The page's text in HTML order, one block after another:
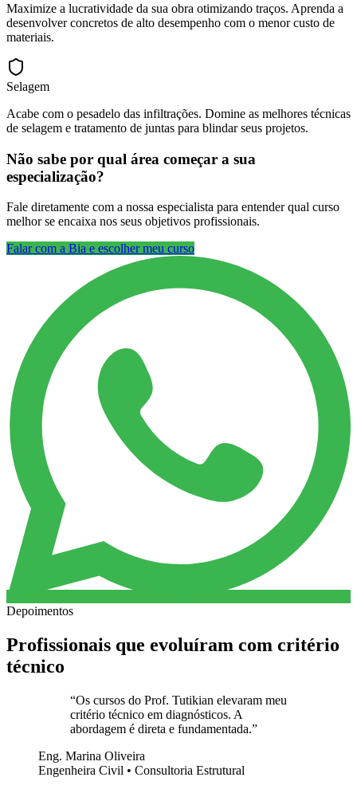
Maximize a lucratividade da sua obra otimizando traços. Aprenda a
desenvolver concretos de alto desempenho com o menor custo de
materiais.
Selagem
Acabe com o pesadelo das infiltrações. Domine as melhores técnicas
de selagem e tratamento de juntas para blindar seus projetos.
Não sabe por qual área começar a sua
especialização?
Fale diretamente com a nossa especialista para entender qual curso
melhor se encaixa nos seus objetivos profissionais.
Falar com a Bia e escolher meu curso
Depoimentos
Profissionais que evoluíram com critério
técnico
“Os cursos do Prof. Tutikian elevaram meu
critério técnico em diagnósticos. A
abordagem é direta e fundamentada.”
Eng. Marina Oliveira
Engenheira Civil • Consultoria Estrutural